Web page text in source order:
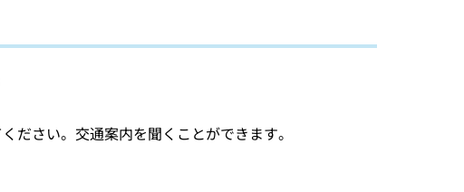
ださい。交通案内を聞くことができます。